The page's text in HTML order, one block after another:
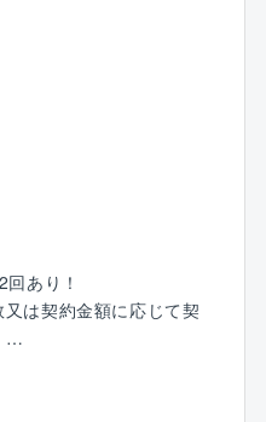
割、中途6割と中途入社
おり、誰もが成長でき
建築事業など、多岐に
、事業部を跨いだ、キ
自身に合った業務を探
が整っております。
あり！
は契約金額に応じて契
当物件のお引渡し金額に